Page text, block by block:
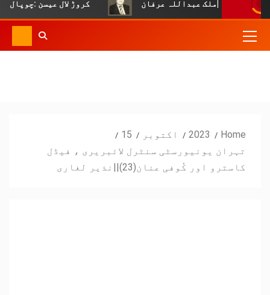
کروڑ لال عیسن :چوپال کلچرل اینڈ عبداللہ عرفان
Home
2023 اکتوبر
15
تہران یونیورسٹی سنٹرل لائبریری ، فیڈل
کاسترو اور کُوفی عنان(23)||نذیر لغاری